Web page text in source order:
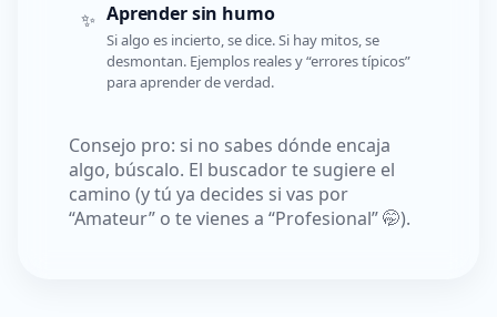
✨ Aprender sin humo
Si algo es incierto, se dice. Si hay mitos, se
desmontan. Ejemplos reales y “errores típicos”
para aprender de verdad.
Consejo pro: si no sabes dónde encaja
algo, búscalo. El buscador te sugiere el
camino (y tú ya decides si vas por
“Amateur” o te vienes a “Profesional” 🤭).